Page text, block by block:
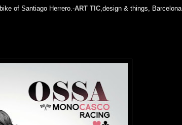
of Santiago Herrero.-ART TIC,design & things, Barcelona.